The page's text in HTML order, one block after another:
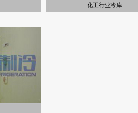
化工行业冷库